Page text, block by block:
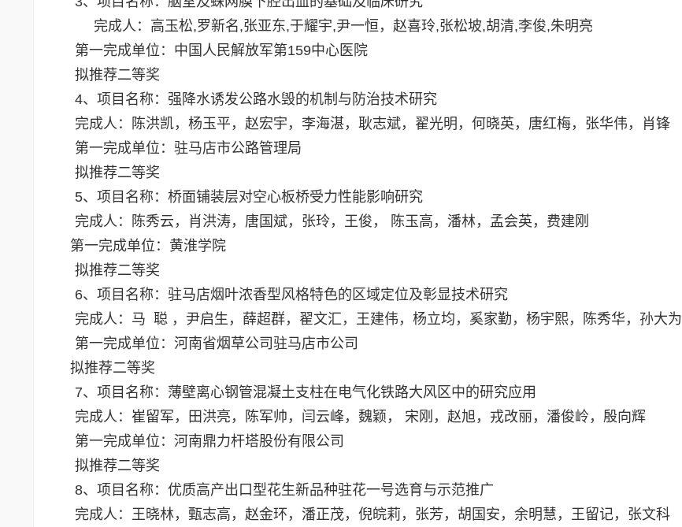
完成人：高玉松,罗新名,张亚东,于耀宇,尹一恒，赵喜玲,张松坡,胡清,李俊,朱明亮
第一完成单位：中国人民解放军第159中心医院
拟推荐二等奖
4、项目名称：强降水诱发公路水毁的机制与防治技术研究
完成人：陈洪凯，杨玉平，赵宏宇，李海湛，耿志斌，翟光明，何晓英，唐红梅，张华伟，肖锋
第一完成单位：驻马店市公路管理局
拟推荐二等奖
5、项目名称：桥面铺装层对空心板桥受力性能影响研究
完成人：陈秀云，肖洪涛，唐国斌，张玲，王俊， 陈玉高，潘林，孟会英，费建刚
第一完成单位：黄淮学院
拟推荐二等奖
6、项目名称：驻马店烟叶浓香型风格特色的区域定位及彰显技术研究
完成人：马 聪 ，尹启生，薛超群，翟文汇，王建伟，杨立均，奚家勤，杨宇熙，陈秀华，孙大为
第一完成单位：河南省烟草公司驻马店市公司
拟推荐二等奖
7、项目名称：薄壁离心钢管混凝土支柱在电气化铁路大风区中的研究应用
完成人：崔留军，田洪亮，陈军帅，闫云峰，魏颖， 宋刚，赵旭，戎改丽，潘俊岭，殷向辉
第一完成单位：河南鼎力杆塔股份有限公司
拟推荐二等奖
8、项目名称：优质高产出口型花生新品种驻花一号选育与示范推广
完成人：王晓林，甄志高，赵金环，潘正茂，倪皖莉，张芳，胡国安，余明慧，王留记，张文科